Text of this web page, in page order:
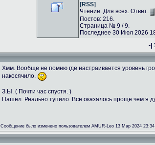
[RSS]
Чтение: Для всех. Ответ:
Постов: 216.
Страница № 9 / 9.
Последнее 30 Июл 2026
-|
Хмм. Вообще не помню где настраивается уровень
накосячило.
З.Ы. ( Почти час спустя. )
Нашёл. Реально тупило. Всё оказалось проще чем я
Сообщение было изменено пользователем AMUR-Leo 13 Мар 2024 23:34